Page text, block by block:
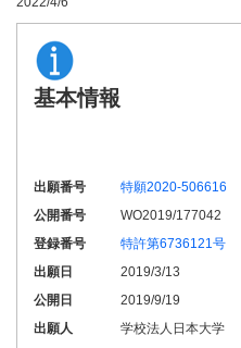
基本情報
出願番号
特願2020-506616
公開番号
WO2019/177042
登録番号
特許第6736121号
出願日
2019/3/13
公開日
2019/9/19
出願人
学校法人日本大学